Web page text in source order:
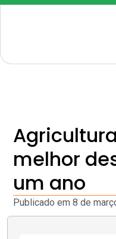
melhor
um ano
Publicado em 8 de